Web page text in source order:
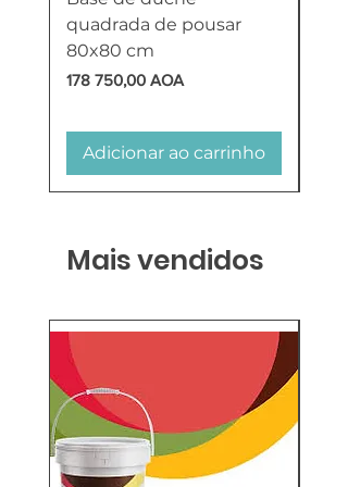
quadrada de pousar
80x80 cm
Preço
178 750,00 AOA
Adicionar ao carrinho
Mais vendidos